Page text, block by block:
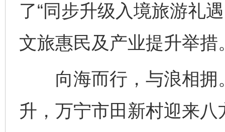
了“同步升级入境旅游礼
文旅惠民及产业提升举措
向海而行，与浪相拥
升，万宁市田新村迎来